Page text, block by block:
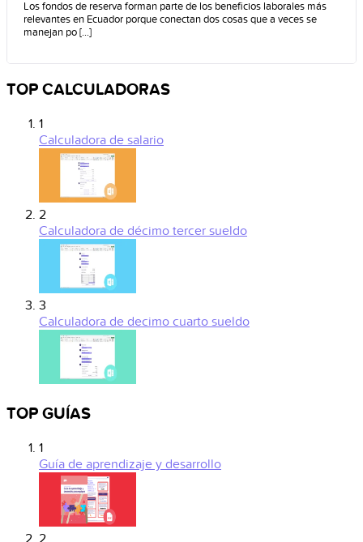
Los fondos de reserva forman parte de los beneficios laborales más
relevantes en Ecuador porque conectan dos cosas que a veces se
manejan po [...]
TOP CALCULADORAS
1
Calculadora de salario
2
Calculadora de décimo tercer sueldo
3
Calculadora de decimo cuarto sueldo
TOP GUÍAS
1
Guía de aprendizaje y desarrollo